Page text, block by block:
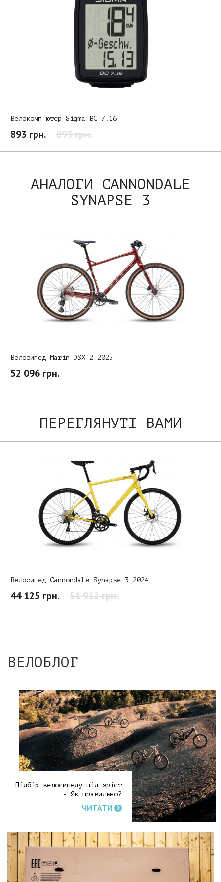
Велокомп'ютер Sigma BC 7.16
893 грн. 893 грн.
АНАЛОГИ CANNONDALE
SYNAPSE 3
Велосипед Marin DSX 2 2025
52 096 грн.
ПЕРЕГЛЯНУТІ ВАМИ
Велосипед Cannondale Synapse 3 2024
44 125 грн. 51 912 грн.
ВЕЛОБЛОГ
Підбір велосипеду під зріст
- Як правильно?
ЧИТАТИ